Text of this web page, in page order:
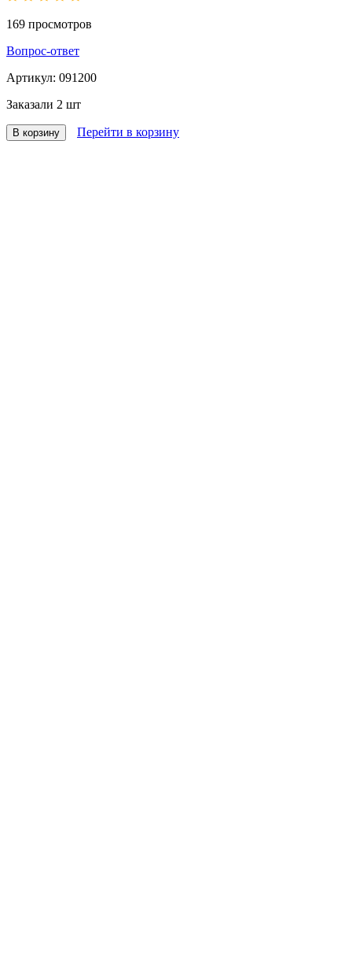
169 просмотров
Вопрос-ответ
Артикул: 091200
Заказали 2 шт
В корзину Перейти в корзину